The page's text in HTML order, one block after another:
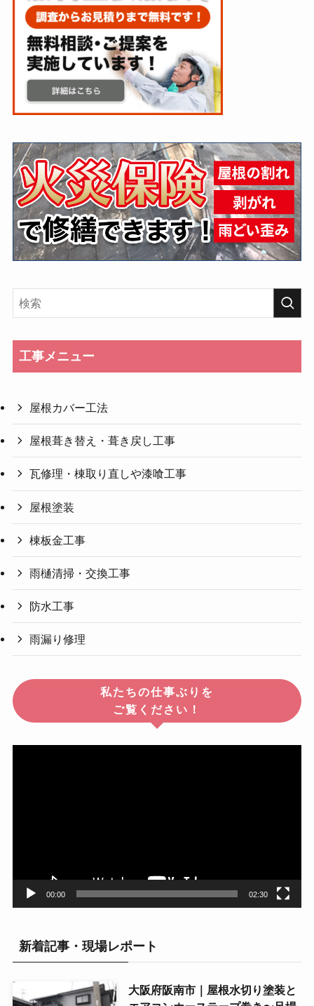
工事メニュー
屋根カバー工法
屋根葺き替え・葺き戻し工事
瓦修理・棟取り直しや漆喰工事
屋根塗装
棟板金工事
雨樋清掃・交換工事
防水工事
雨漏り修理
私たちの仕事ぶりを
ご覧ください！
00:00 02:30
新着記事・現場レポート
大阪府阪南市｜屋根水切り塗装と